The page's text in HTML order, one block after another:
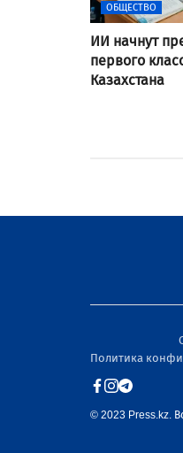
ОБЩЕСТВО
ИИ начнут
первого
Казахстана
Политика
© 2023 Press.kz.